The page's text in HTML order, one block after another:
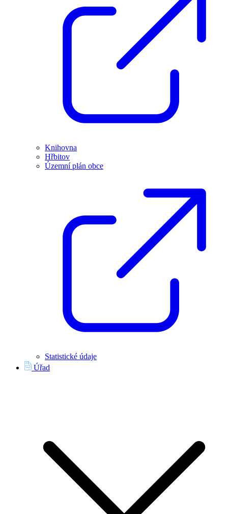
Knihovna
Hřbitov
Územní plán obce
Statistické údaje
Úřad